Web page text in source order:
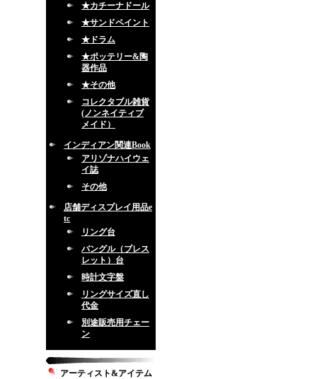
★カチーナドール
★サンドペイント
★ドラム
★ポッテリー&陶
器作品
★その他
コレクタブル雑貨
(ノンネイティブ
メイド）
インディアン関連Book
アリゾナハイウェ
イ誌
その他
店舗ディスプレイ用品e
tc
リング台
バングル（ブレス
レット）台
時計文字盤
リングサイズ直し
代金
別途販売用チェー
ン
アーティスト&アイテム